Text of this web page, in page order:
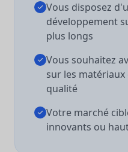
Vous disposez
développement
plus longs
Vous souhaitez
sur les
qualité
Votre marché
innovants ou